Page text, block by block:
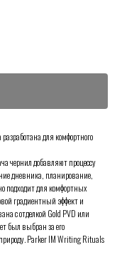
для комфортного
чернил добавляют процессу
дневника, планирование,
подходит для комфортных
градиентный эффект и
с отделкой Gold PVD или
был выбран за его
Parker IM Writing Rituals